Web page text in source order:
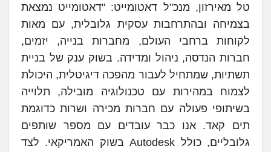
טל מאירזון, מנכ"ל דאטומייט: "דאטומייט נמצאת
בצמיחה ובהתרחבות עסקית גלובלית, עם מאות
לקוחות ברחבי העולם, מחברות בנייה, יזמים,
חברות הנדסה, ניהול ומדידה. בשוק ענק של בניית
תשתיות, שמתחיל לעבור מהפכה דיגיטלית, היכולת
לצמוח במהירות עם טכנולוגיה מובילה, תלוייה
בשיתופי פעולה עם חברות מכירה ושרות כדוגמת
תים קאד. אנו כבר עובדים עם מספר שותפים
גלובליים, כולל Autodesk בשוק האמריקאי. לצד